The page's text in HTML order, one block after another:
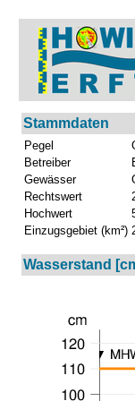
Stammdaten
Pegel
Betreiber
Gewässer
Rechtswert
Hochwert
Einzugsgebiet (km²)
Wasserstand